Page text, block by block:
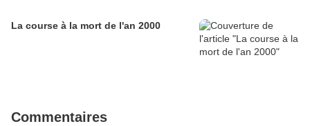
La course à la mort de l'an 2000
Commentaires